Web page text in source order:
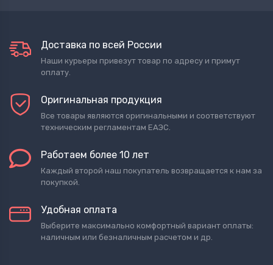
Доставка по всей России
Наши курьеры привезут товар по адресу и примут
оплату.
Оригинальная продукция
Все товары являются оригинальными и соответствуют
техническим регламентам ЕАЭС.
Работаем более 10 лет
Каждый второй наш покупатель возвращается к нам за
покупкой.
Удобная оплата
Выберите максимально комфортный вариант оплаты:
наличным или безналичным расчетом и др.